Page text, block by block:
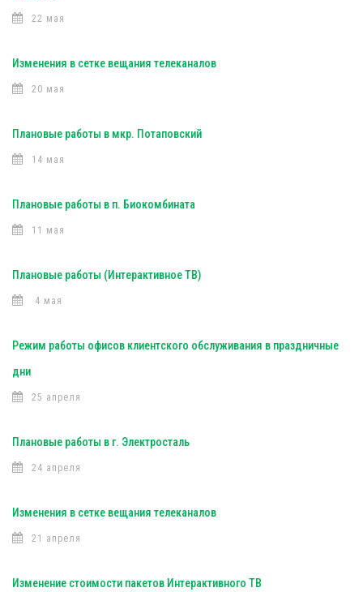
22 мая
Изменения в сетке вещания телеканалов
20 мая
Плановые работы в мкр. Потаповский
14 мая
Плановые работы в п. Биокомбината
11 мая
Плановые работы (Интерактивное ТВ)
4 мая
Режим работы офисов клиентского обслуживания в праздничные
дни
25 апреля
Плановые работы в г. Электросталь
24 апреля
Изменения в сетке вещания телеканалов
21 апреля
Изменение стоимости пакетов Интерактивного ТВ